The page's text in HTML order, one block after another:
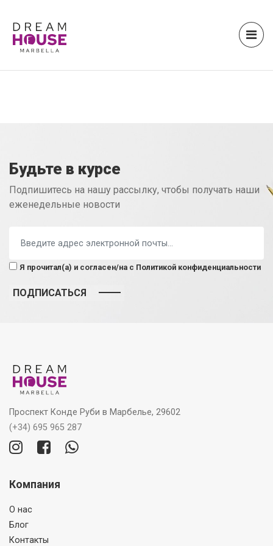
Будьте в курсе
Подпишитесь на нашу рассылку, чтобы получать наши
еженедельные новости
Я прочитал(a) и согласен/на с Политикой конфиденциальности
ПОДПИСАТЬСЯ
Проспект Конде Руби в Марбелье, 29602
(+34) 695 965 287
Компания
О нас
Блог
Контакты